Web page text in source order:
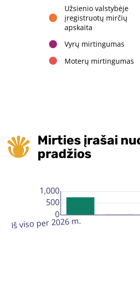
Užsienio valstybėje
įregistruotų mirčių
apskaita
Vyrų mirtingumas
Moterų mirtingumas
Mirties įrašai
pradžios